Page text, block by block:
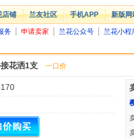
店铺 兰友社区 手机APP 新版网
务 申请卖家 兰花公众号 兰花小程
花洒1支 一口价